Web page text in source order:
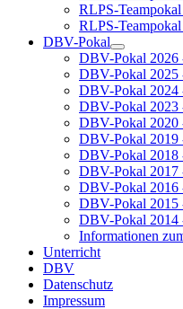
RLPS-
RLPS-
DBV-Pokal
DBV-Pokal 2026
DBV-Pokal 2025
DBV-Pokal 2024
DBV-Pokal 2023
DBV-Pokal 2020
DBV-Pokal 2019
DBV-Pokal 2018
DBV-Pokal 2017
DBV-Pokal 2016
DBV-Pokal 2015
DBV-Pokal 2014
Informationen
Unterricht
DBV
Datenschutz
Impressum